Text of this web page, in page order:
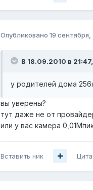
Опубликовано 19 сентября,
В 18.09.2010 в
у родителей дома
вы уверены?
тут даже не от
или у вас камера
Вставить ник